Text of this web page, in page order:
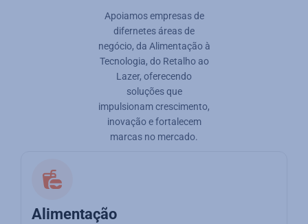
Apoiamos empresas de
difernetes áreas de
negócio, da Alimentação à
Tecnologia, do Retalho ao
Lazer, oferecendo
soluções que
impulsionam crescimento,
inovação e fortalecem
marcas no mercado.
Alimentação